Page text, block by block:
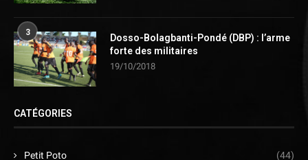
3
Dosso-Bolagbanti-Pondé (DBP) : l’arme
forte des militaires
19/10/2018
CATÉGORIES
Petit Poto (44)